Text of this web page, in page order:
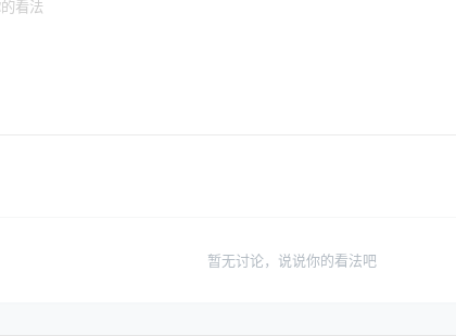
暂无讨论，说说你的看法吧